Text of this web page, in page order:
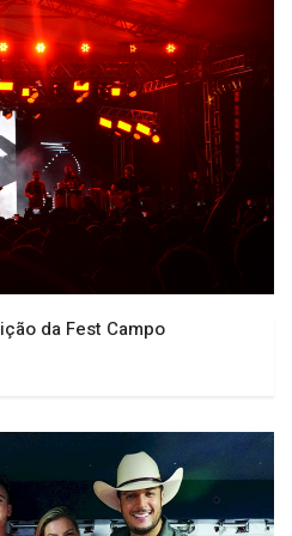
da Fest Campo